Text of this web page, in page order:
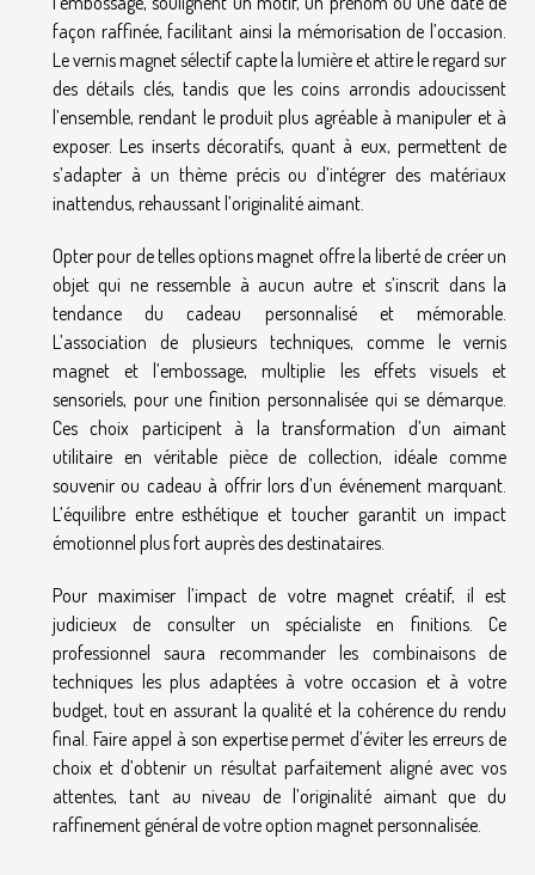
façon raffinée, facilitant ainsi la mémorisation de l’occasion.
Le vernis magnet sélectif capte la lumière et attire le regard sur
des détails clés, tandis que les coins arrondis adoucissent
l’ensemble, rendant le produit plus agréable à manipuler et à
exposer. Les inserts décoratifs, quant à eux, permettent de
s’adapter à un thème précis ou d’intégrer des matériaux
inattendus, rehaussant l’originalité aimant.
Opter pour de telles options magnet offre la liberté de créer un
objet qui ne ressemble à aucun autre et s’inscrit dans la
tendance du cadeau personnalisé et mémorable.
L’association de plusieurs techniques, comme le vernis
magnet et l’embossage, multiplie les effets visuels et
sensoriels, pour une finition personnalisée qui se démarque.
Ces choix participent à la transformation d’un aimant
utilitaire en véritable pièce de collection, idéale comme
souvenir ou cadeau à offrir lors d’un événement marquant.
L’équilibre entre esthétique et toucher garantit un impact
émotionnel plus fort auprès des destinataires.
Pour maximiser l’impact de votre magnet créatif, il est
judicieux de consulter un spécialiste en finitions. Ce
professionnel saura recommander les combinaisons de
techniques les plus adaptées à votre occasion et à votre
budget, tout en assurant la qualité et la cohérence du rendu
final. Faire appel à son expertise permet d’éviter les erreurs de
choix et d’obtenir un résultat parfaitement aligné avec vos
attentes, tant au niveau de l’originalité aimant que du
raffinement général de votre option magnet personnalisée.